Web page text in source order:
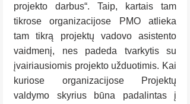
projekto darbus“. Taip, kartais tam
tikrose organizacijose PMO atlieka
tam tikrą projektų vadovo asistento
vaidmenį, nes padeda tvarkytis su
įvairiausiomis projekto užduotimis. Kai
kuriose organizacijose Projektų
valdymo skyrius būna padalintas į